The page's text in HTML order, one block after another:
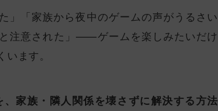
」「家族から夜中のゲームの声がうるさい
注意された」——ゲームを楽しみたいだけ
ます。
家族・隣人関係を壊さずに解決する方法